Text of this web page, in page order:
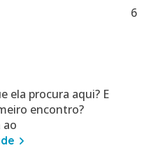
6
ela procura aqui? E
encontro?
ao